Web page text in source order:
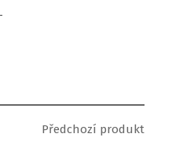
Předchozí produkt